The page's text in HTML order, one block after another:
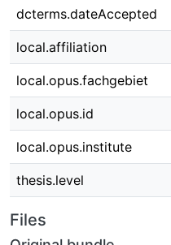
dcterms.dateAccepted
local.affiliation
local.opus.fachgebiet
local.opus.id
local.opus.institute
thesis.level
Files